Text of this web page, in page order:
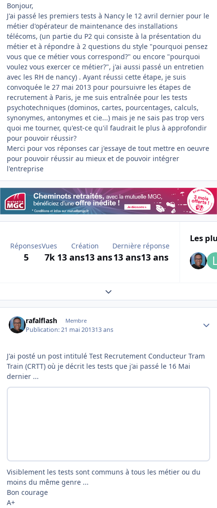
Bonjour,
J'ai passé les premiers tests à Nancy le 12 avril dernier pour le
métier d'opérateur de maintenance des installations
télécoms, (un partie du P2 qui consiste à la présentation du
métier et à répondre à 2 questions du style "pourquoi pensez
vous que ce métier vous correspond?" ou encore "pourquoi
voulez vous exercer ce métier?", j'ai aussi passé un entretien
avec les RH de nancy) . Ayant réussi cette étape, je suis
convoquée le 27 mai 2013 pour poursuivre les étapes de
recrutement à Paris, je me suis entraînée pour les tests
psychotechniques (dominos, cartes, pourcentages, calculs,
synonymes, antonymes et cie...) mais je ne sais pas trop vers
quoi me tourner, qu'est-ce qu'il faudrait le plus à approfondir
pour pouvoir réussir?
Merci pour vos réponses car j'essaye de tout mettre en oeuvre
pour pouvoir réussir au mieux et de pouvoir intégrer
l'entreprise
Réponses
5
Vues
7k
Création
13 ans13 ans
Dernière réponse
13 ans13 ans
Les
Expand topic overview
rafalflash Membre
Publication:21 mai 201313 ans
J'ai posté un post intitulé Test Recrutement Conducteur Tram
Train (CRTT) où je décrit les tests que j'ai passé le 16 Mai
dernier ...
Visiblement les tests sont communs à tous les métier ou du
moins du même genre ...
Bon courage
A+